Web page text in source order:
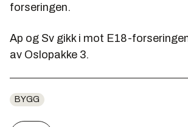
forseringen.
Ap og Sv gikk i mot E18-
av Oslopakke 3.
BYGG